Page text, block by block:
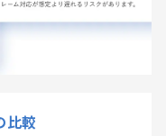
比較